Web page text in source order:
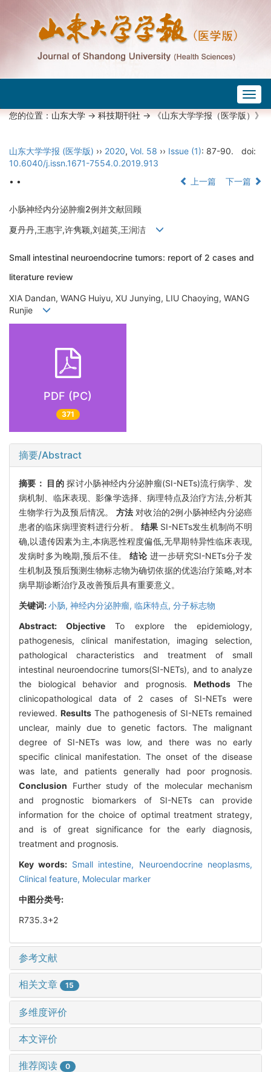
您的位置：山东大学->科技期刊社-> 《山东大学学报（医学版）》
山东大学学报 (医学版) ›› 2020, Vol. 58 ›› Issue (1): 87-90.
doi:
10.6040/j.issn.1671-7554.0.2019.913
• •
上一篇 下一篇
小肠神经内分泌肿瘤2例并文献回顾
夏丹丹,王惠宇,许隽颖,刘超英,王润洁
Small intestinal neuroendocrine tumors: report of 2 cases and
literature review
XIA Dandan, WANG Huiyu, XU Junying, LIU Chaoying, WANG
Runjie
PDF (PC)
371
摘要/Abstract
摘要： 目的 探讨小肠神经内分泌肿瘤(SI-NETs)流行病学、发
病机制、临床表现、影像学选择、病理特点及治疗方法,分析其
生物学行为及预后情况。 方法 对收治的2例小肠神经内分泌癌
患者的临床病理资料进行分析。 结果 SI-NETs发生机制尚不明
确,以遗传因素为主,本病恶性程度偏低,无早期特异性临床表现,
发病时多为晚期,预后不佳。结论 进一步研究SI-NETs分子发
生机制及预后预测生物标志物为确切依据的优选治疗策略,对本
病早期诊断治疗及改善预后具有重要意义。
关键词:小肠, 神经内分泌肿瘤, 临床特点, 分子标志物
Abstract:Objective To explore the epidemiology,
pathogenesis, clinical manifestation, imaging selection,
pathological characteristics and treatment of small
intestinal neuroendocrine tumors(SI-NETs), and to analyze
the biological behavior and prognosis. MethodsThe
clinicopathological data of 2 cases of SI-NETs were
reviewed.Results The pathogenesis of SI-NETs remained
unclear, mainly due to genetic factors. The malignant
degree of SI-NETs was low, and there was no early
specific clinical manifestation. The onset of the disease
was late, and patients generally had poor prognosis.
Conclusion Further study of the molecular mechanism
and prognostic biomarkers of SI-NETs can provide
information for the choice of optimal treatment strategy,
and is of great significance for the early diagnosis,
treatment and prognosis.
Key words: Small intestine, Neuroendocrine neoplasms,
Clinical feature, Molecular marker
中图分类号:
R735.3+2
参考文献
相关文章 15
多维度评价
本文评价
推荐阅读 0